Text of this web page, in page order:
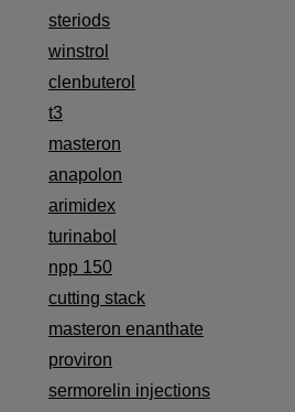
steriods
winstrol
clenbuterol
t3
masteron
anapolon
arimidex
turinabol
npp 150
cutting stack
masteron enanthate
proviron
sermorelin injections